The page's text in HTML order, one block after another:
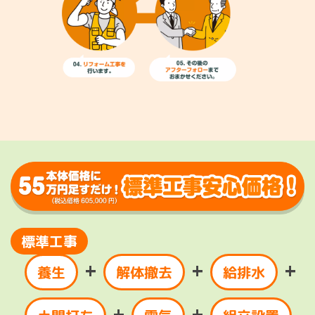
標準工事
養生 + 解体撤去 + 給排水 +